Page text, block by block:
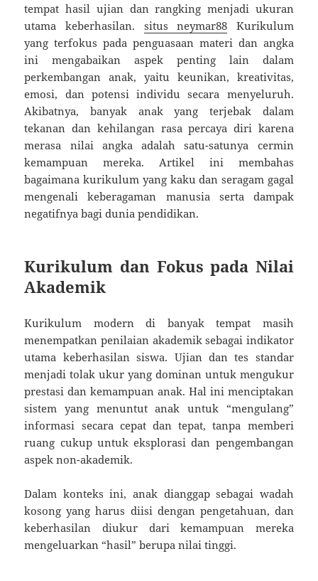
tempat hasil ujian dan rangking menjadi ukuran
utama keberhasilan. situs neymar88 Kurikulum
yang terfokus pada penguasaan materi dan angka
ini mengabaikan aspek penting lain dalam
perkembangan anak, yaitu keunikan, kreativitas,
emosi, dan potensi individu secara menyeluruh.
Akibatnya, banyak anak yang terjebak dalam
tekanan dan kehilangan rasa percaya diri karena
merasa nilai angka adalah satu-satunya cermin
kemampuan mereka. Artikel ini membahas
bagaimana kurikulum yang kaku dan seragam gagal
mengenali keberagaman manusia serta dampak
negatifnya bagi dunia pendidikan.
Kurikulum dan Fokus pada Nilai
Akademik
Kurikulum modern di banyak tempat masih
menempatkan penilaian akademik sebagai indikator
utama keberhasilan siswa. Ujian dan tes standar
menjadi tolak ukur yang dominan untuk mengukur
prestasi dan kemampuan anak. Hal ini menciptakan
sistem yang menuntut anak untuk “mengulang”
informasi secara cepat dan tepat, tanpa memberi
ruang cukup untuk eksplorasi dan pengembangan
aspek non-akademik.
Dalam konteks ini, anak dianggap sebagai wadah
kosong yang harus diisi dengan pengetahuan, dan
keberhasilan diukur dari kemampuan mereka
mengeluarkan “hasil” berupa nilai tinggi.